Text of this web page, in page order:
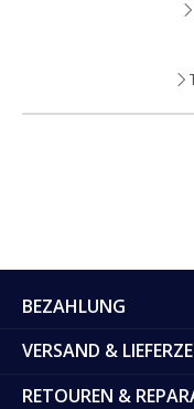
BEZAHLUNG
VERSAND &
RETOUREN &